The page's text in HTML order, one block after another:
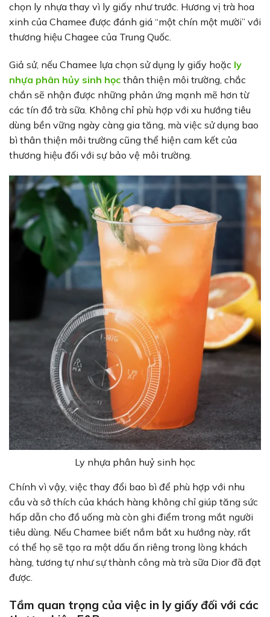
chọn ly nhựa thay vì ly giấy như trước. Hương vị trà hoa
xinh của Chamee được đánh giá “một chín một mười” với
thương hiệu Chagee của Trung Quốc.
Giả sử, nếu Chamee lựa chọn sử dụng ly giấy hoặc ly
nhựa phân hủy sinh học thân thiện môi trường, chắc
chắn sẽ nhận được những phản ứng mạnh mẽ hơn từ
các tín đồ trà sữa. Không chỉ phù hợp với xu hướng tiêu
dùng bền vững ngày càng gia tăng, mà việc sử dụng bao
bì thân thiện môi trường cũng thể hiện cam kết của
thương hiệu đối với sự bảo vệ môi trường.
Ly nhựa phân huỷ sinh học
Chính vì vậy, việc thay đổi bao bì để phù hợp với nhu
cầu và sở thích của khách hàng không chỉ giúp tăng sức
hấp dẫn cho đồ uống mà còn ghi điểm trong mắt người
tiêu dùng. Nếu Chamee biết nắm bắt xu hướng này, rất
có thể họ sẽ tạo ra một dấu ấn riêng trong lòng khách
hàng, tương tự như sự thành công mà trà sữa Dior đã đạt
được.
Tầm quan trọng của việc in ly giấy đối với các